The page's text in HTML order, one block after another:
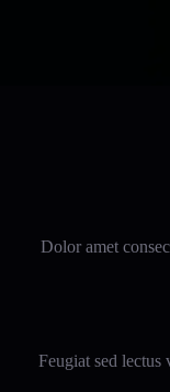
Dolor amet
Feugiat sed